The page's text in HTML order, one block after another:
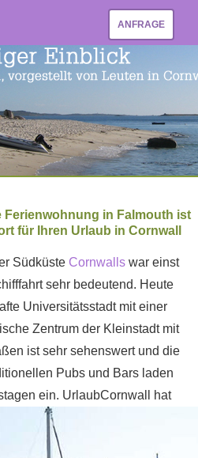
ANFRAGE
Ferienwohnung in Falmouth ist
für Ihren Urlaub in Cornwall
Südküste Cornwalls war einst
sehr bedeutend. Heute
Universitätsstadt mit einer
Zentrum der Kleinstadt mit
ist sehr sehenswert und die
Pubs und Bars laden
ein. UrlaubCornwall hat